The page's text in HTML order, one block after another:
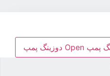
Open دوزینگ پمپ